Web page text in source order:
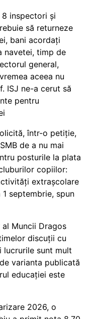
8 inspectori și
să returneze
bani acordați
navetei, timp de
general,
aceea nu
ISJ ne-a cerut să
pentru
într-o petiție,
de a nu mai
posturile la plata
copiilor:
extrașcolare
septembrie, spun
Muncii Dragos
discuții cu
lucrurile sunt mult
varianta publicată
educației este
2026, o